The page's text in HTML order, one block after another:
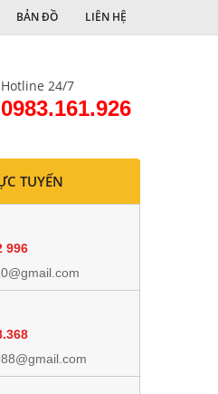
BẢN ĐỒ LIÊN HỆ
Hotline 24/7
0983.161.926
TUYẾN
996